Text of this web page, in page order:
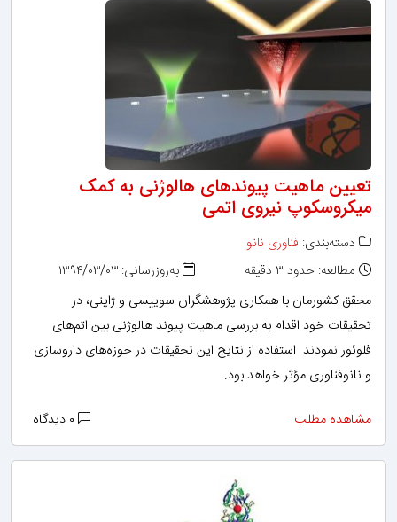
تعیین ماهیت پیوندهای هالوژنی به کمک
میکروسکوپ نیروی اتمی
دسته‌بندی: فناوری نانو
مطالعه: حدود ۳ دقیقه
به‌روزرسانی: ۱۳۹۴/۰۳/۰۳
محقق کشورمان با همکاری پژوهشگران سوییسی و ژاپنی، در
تحقیقات خود اقدام به بررسی ماهیت پیوند هالوژنی بین اتم‌های
فلوئور نمودند. استفاده از نتایج این تحقیقات در حوزه‌های داروسازی
و نانوفناوری مؤثر خواهد بود.
مشاهده مطلب